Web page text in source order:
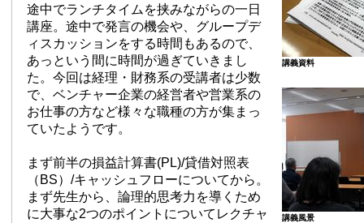
講義資料
講義風景
途中でランチタイムを挟みながらの一日
講座。途中で発言の機会や、グループデ
ィスカッションをする時間もあるので、
あっという間に時間が過ぎていきまし
た。今回は経理・財務系の受講者は少数
で、ベンチャー企業の経営者や営業系の
お仕事の方など様々な職種の方が集まっ
ていたようです。
まず前半の損益計算書(PL)/貸借対照表
（BS）/キャッシュフローについてから。
まず先生から、論理的思考力を導くため
に大事な2つのポイントについてレクチャ